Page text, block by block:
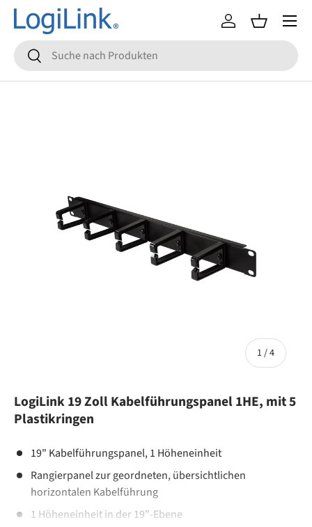
Direkt zum Inhalt
Suchen
Suchen
Einloggen
Menü
1/von
4
LogiLink 19 Zoll Kabelführungspanel 1HE, mit 5
Plastikringen
19" Kabelführungspanel, 1 Höheneinheit
Rangierpanel zur geordneten, übersichtlichen
horizontalen Kabelführung
1 Höheneinheit in der 19"-Ebene